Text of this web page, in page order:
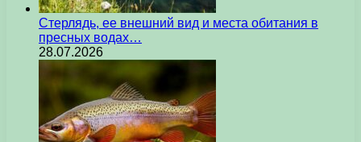
Стерлядь, ее внешний вид и места обитания в
пресных водах…
28.07.2026